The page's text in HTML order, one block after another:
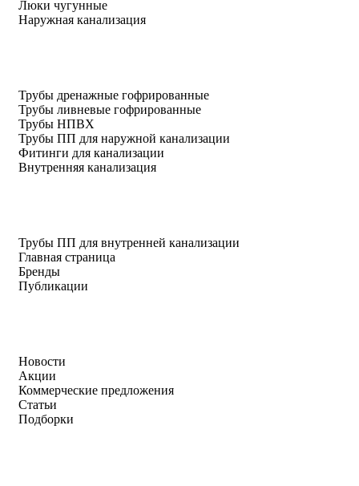
Люки чугунные
Наружная канализация
Трубы дренажные гофрированные
Трубы ливневые гофрированные
Трубы НПВХ
Трубы ПП для наружной канализации
Фитинги для канализации
Внутренняя канализация
Трубы ПП для внутренней канализации
Главная страница
Бренды
Публикации
Новости
Акции
Коммерческие предложения
Статьи
Подборки